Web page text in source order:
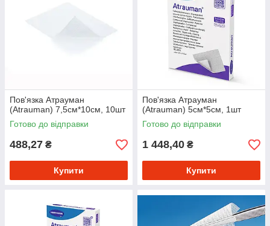
Пов'язка Атрауман
(Atrauman) 7,5см*10см, 10шт
Готово до відправки
488,27 ₴
Купити
Пов'язка Атрауман
(Atrauman) 5см*5см, 1шт
Готово до відправки
1 448,40 ₴
Купити